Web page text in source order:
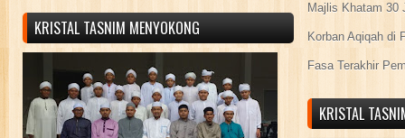
KRISTAL TASNIM MENYOKONG
Majlis Khatam 30
Korban Aqiqah di
Fasa Terakhir
KRISTAL